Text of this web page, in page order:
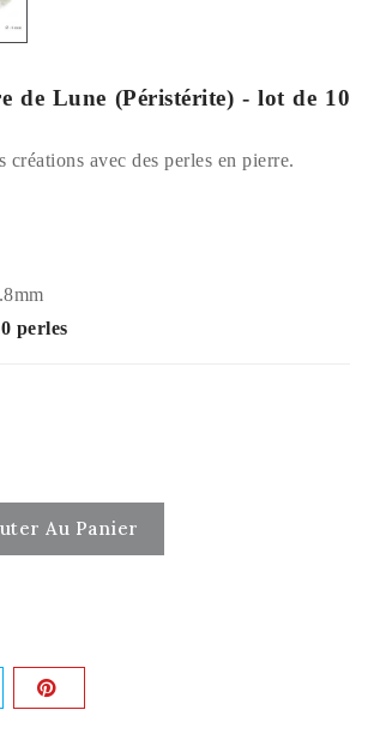
de Lune (Péristérite) - lot de 10
créations avec des perles en pierre.
perles
Au Panier